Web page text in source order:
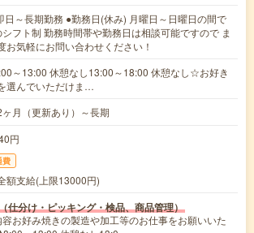
日～長期勤務 ●勤務日(休み) 月曜日～日曜日の間で
フト制 勤務時間帯や勤務日は相談可能ですので ま
お気軽にお問い合わせください！
～13:00 休憩なし13:00～18:00 休憩なし☆お好き
選んでいただけま…
月（更新あり）～長期
円
費
額支給(上限13000円)
仕分け・ピッキング・検品、商品管理）
お好み焼きの製造や加工等のお仕事をお願いいた